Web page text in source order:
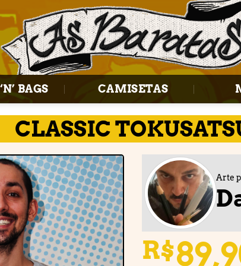
BAGS CAMISETAS
CLASSIC
Adicionar
à lista de
desejos
Arte
R$